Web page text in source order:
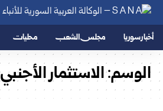
أخبار سوريا مجلس الشعب محليات
الوسم:الاستثمار الأجنبي